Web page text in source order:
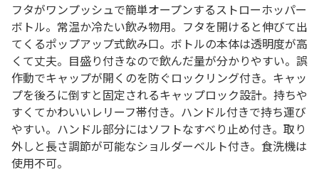
フタがワンプッシュで簡単オープンするストローホッパー
ボトル。常温か冷たい飲み物用。フタを開けると伸びて出
てくるポップアップ式飲み口。ボトルの本体は透明度が高
くて丈夫。目盛り付きなので飲んだ量が分かりやすい。誤
作動でキャップが開くのを防ぐロックリング付き。キャッ
プを後ろに倒すと固定されるキャップロック設計。持ちや
すくてかわいいレリーフ帯付き。ハンドル付きで持ち運び
やすい。ハンドル部分にはソフトなすべり止め付き。取り
外しと長さ調節が可能なショルダーベルト付き。食洗機は
使用不可。